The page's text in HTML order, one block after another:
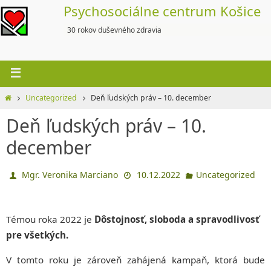
Skip
to
content
Psychosociálne centrum Košice
30 rokov duševného zdravia
HomeUncategorized Deň ľudských práv – 10. december
Deň ľudských práv – 10.
december
Mgr. Veronika Marciano 10.12.2022 Uncategorized
Témou roka 2022 je Dôstojnosť, sloboda a spravodlivosť
pre všetkých.
V tomto roku je zároveň zahájená kampaň, ktorá bude